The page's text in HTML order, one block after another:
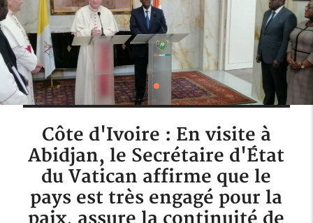
Côte d'Ivoire : En visite à
Abidjan, le Secrétaire d'État
du Vatican affirme que le
pays est très engagé pour la